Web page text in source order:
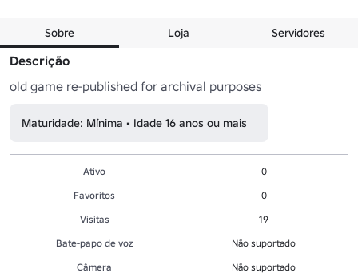
Sobre Loja Servidores
Descrição
old game re-published for archival purposes
Maturidade: Mínima • Idade 16 anos ou mais
Ativo
0
Favoritos
0
Visitas
19
Bate-papo de voz
Não suportado
Câmera
Não suportado